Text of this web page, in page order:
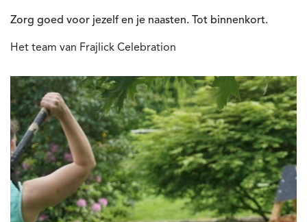
Zorg goed voor jezelf en je naasten. Tot binnenkort.
Het team van Frajlick Celebration